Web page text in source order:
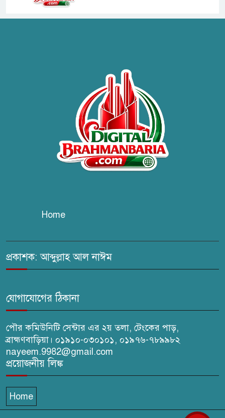
ব্রাহ্মণবাড়িয়ায় তরী বাংলাদেশের
উদ্যোগে বৃক্ষরোপণ ও গাছের চারা
বিতরণ।
কবি জয়দুল হোসেনের
‘পাখপাখালির মিলনমেলা’ গ্রন্থের
প্রকাশনা উৎসব
চুরির দায়ে সুলতানপুরের বোরহান
ঢেউ’র আহবায়ক সোহেল সদস্য
Home
প্রকাশক: আব্দুল্লাহ আল নাঈম
যোগাযোগের ঠিকানা
পৌর কমিউনিটি সেন্টার এর ২য় তলা, টেংকের পাড়,
ব্রাহ্মণবাড়িয়া। ০১৯১০-০৩০১০১, ০১৯৭৬-৭৮৯৯৮২
nayeem.9982@gmail.com
প্রয়োজনীয় লিঙ্ক
Home